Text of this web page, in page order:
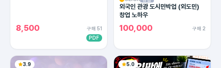
8,500
구매 51
PDF
외국인 관광 도시민박업 (외도민)
창업 노하우
100,000 구매 2
3.9 5.0